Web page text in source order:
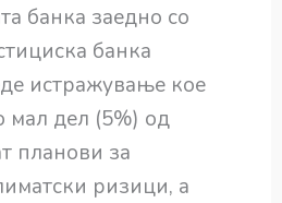
банка заедно со
банка
истражување кое
мал дел (5%) од
планови за
ризици, а